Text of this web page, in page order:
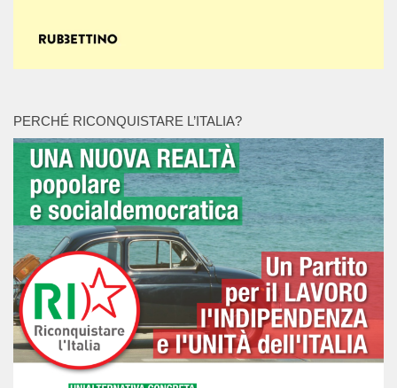
PERCHÉ RICONQUISTARE L’ITALIA?